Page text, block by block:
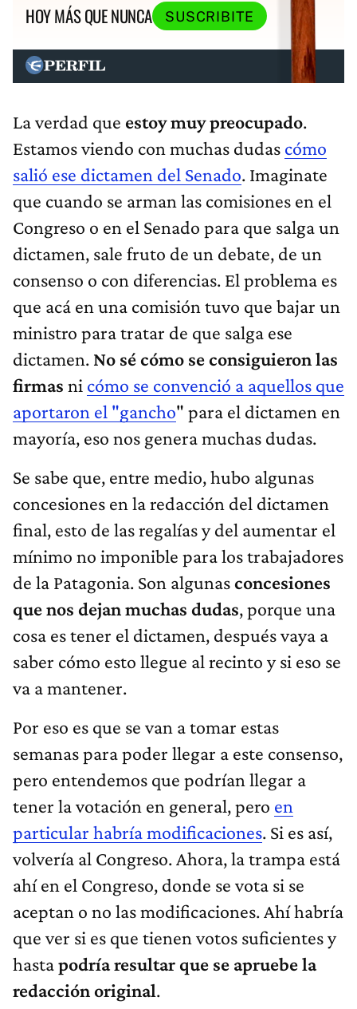
HOY MÁS QUE NUNCA
SUSCRIBITE
La verdad que estoy muy preocupado.
Estamos viendo con muchas dudas cómo
salió ese dictamen del Senado. Imaginate
que cuando se arman las comisiones en el
Congreso o en el Senado para que salga un
dictamen, sale fruto de un debate, de un
consenso o con diferencias. El problema es
que acá en una comisión tuvo que bajar un
ministro para tratar de que salga ese
dictamen. No sé cómo se consiguieron las
firmas ni cómo se convenció a aquellos que
aportaron el "gancho" para el dictamen en
mayoría, eso nos genera muchas dudas.
Se sabe que, entre medio, hubo algunas
concesiones en la redacción del dictamen
final, esto de las regalías y del aumentar el
mínimo no imponible para los trabajadores
de la Patagonia. Son algunasconcesiones
que nos dejan muchas dudas, porque una
cosa es tener el dictamen, después vaya a
saber cómo esto llegue al recinto y si eso se
va a mantener.
Por eso es que se van a tomar estas
semanas para poder llegar a este consenso,
pero entendemos que podrían llegar a
tener la votación en general, pero en
particular habría modificaciones. Si es así,
volvería al Congreso. Ahora, la trampa está
ahí en el Congreso, donde se vota si se
aceptan o no las modificaciones. Ahí habría
que ver si es que tienen votos suficientes y
hastapodría resultar que se apruebe la
redacción original.